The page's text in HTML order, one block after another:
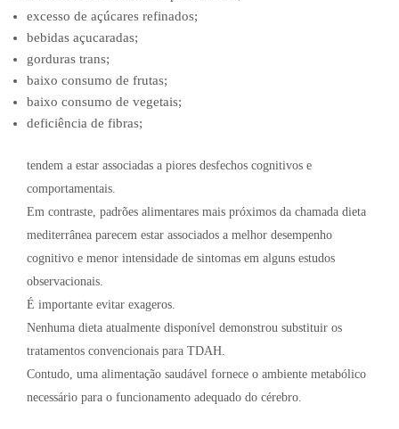
excesso de açúcares refinados;
bebidas açucaradas;
gorduras trans;
baixo consumo de frutas;
baixo consumo de vegetais;
deficiência de fibras;
tendem a estar associadas a piores desfechos cognitivos e
comportamentais.
Em contraste, padrões alimentares mais próximos da chamada dieta
mediterrânea parecem estar associados a melhor desempenho
cognitivo e menor intensidade de sintomas em alguns estudos
observacionais.
É importante evitar exageros.
Nenhuma dieta atualmente disponível demonstrou substituir os
tratamentos convencionais para TDAH.
Contudo, uma alimentação saudável fornece o ambiente metabólico
necessário para o funcionamento adequado do cérebro.